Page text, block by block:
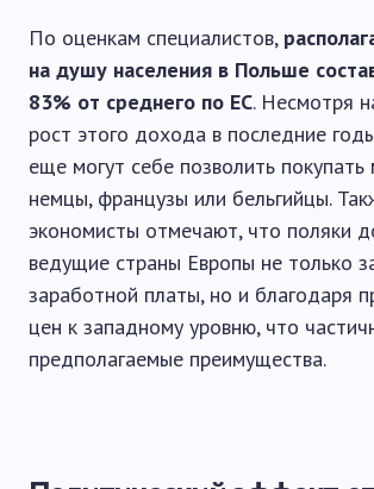
По оценкам специалистов,
на душу населения в Польше
83% от среднего по ЕС. Несмотря
рост этого дохода в последние
еще могут себе позволить
немцы, французы или бельгийцы.
экономисты отмечают, что поляки
ведущие страны Европы не только
заработной платы, но и благодаря
цен к западному уровню, что
предполагаемые преимущества.